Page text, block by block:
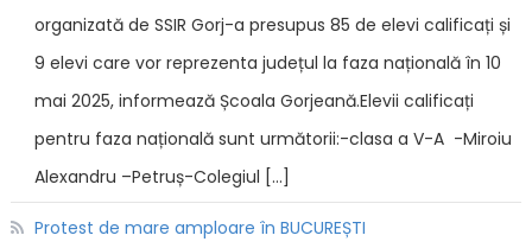
organizată de SSIR Gorj-a presupus 85 de elevi calificați și
9 elevi care vor reprezenta județul la faza națională în 10
mai 2025, informează Școala Gorjeană.Elevii calificați
pentru faza națională sunt următorii:-clasa a V-A -Miroiu
Alexandru –Petruș-Colegiul […]
Protest de mare amploare în BUCUREȘTI